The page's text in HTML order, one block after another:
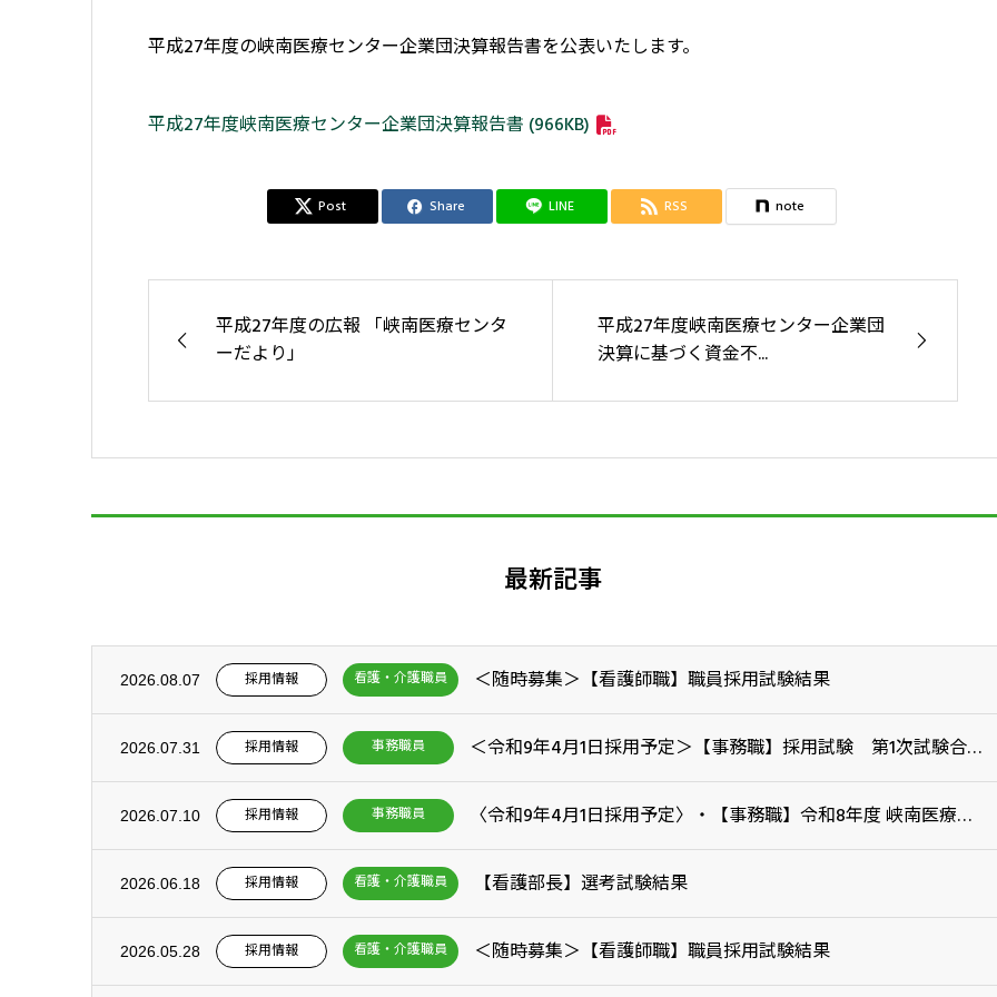
平成27年度の峡南医療センター企業団決算報告書を公表いたします。
平成27年度峡南医療センター企業団決算報告書 (966KB)
Post Share LINE RSS note
平成27年度の広報 「峡南医療センタ
ーだより」
平成27年度峡南医療センター企業団
決算に基づく資金不...
最新記事
2026.08.07 採用情報 看護・介護職員 ＜随時募集＞【看護師職】職員採用試験結果
2026.07.31 採用情報 事務職員 ＜令和9年4月1日採用予定＞【事務職】採用試験 第1次試験合格者について
2026.07.10 採用情報 事務職員 〈令和9年4月1日採用予定〉・【事務職】令和8年度 峡南医療センター企業団職員採用試験
2026.06.18 採用情報 看護・介護職員 【看護部長】選考試験結果
2026.05.28 採用情報 看護・介護職員 ＜随時募集＞【看護師職】職員採用試験結果